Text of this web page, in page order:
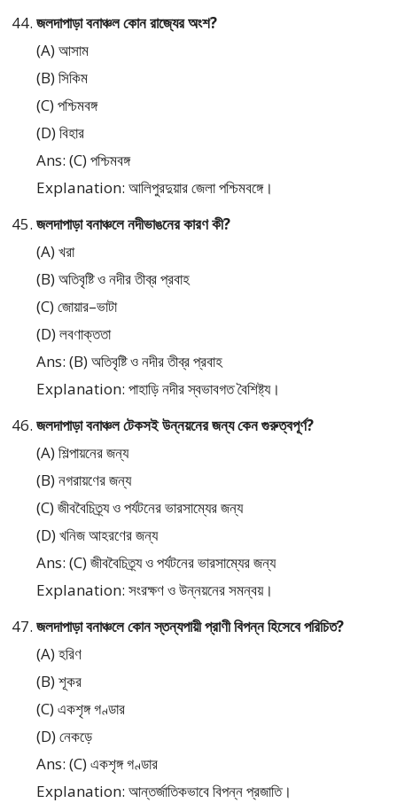
জলদাপাড়া বনাঞ্চল কোন রাজ্যের অংশ?
(A) আসাম
(B) সিকিম
(C) পশ্চিমবঙ্গ
(D) বিহার
Ans: (C) পশ্চিমবঙ্গ
Explanation: আলিপুরদুয়ার জেলা পশ্চিমবঙ্গে।
জলদাপাড়া বনাঞ্চলে নদীভাঙনের কারণ কী?
(A) খরা
(B) অতিবৃষ্টি ও নদীর তীব্র প্রবাহ
(C) জোয়ার–ভাটা
(D) লবণাক্ততা
Ans: (B) অতিবৃষ্টি ও নদীর তীব্র প্রবাহ
Explanation: পাহাড়ি নদীর স্বভাবগত বৈশিষ্ট্য।
জলদাপাড়া বনাঞ্চল টেকসই উন্নয়নের জন্য কেন গুরুত্বপূর্ণ?
(A) শিল্পায়নের জন্য
(B) নগরায়ণের জন্য
(C) জীববৈচিত্র্য ও পর্যটনের ভারসাম্যের জন্য
(D) খনিজ আহরণের জন্য
Ans: (C) জীববৈচিত্র্য ও পর্যটনের ভারসাম্যের জন্য
Explanation: সংরক্ষণ ও উন্নয়নের সমন্বয়।
জলদাপাড়া বনাঞ্চলে কোন স্তন্যপায়ী প্রাণী বিপন্ন হিসেবে পরিচিত?
(A) হরিণ
(B) শূকর
(C) একশৃঙ্গ গণ্ডার
(D) নেকড়ে
Ans: (C) একশৃঙ্গ গণ্ডার
Explanation: আন্তর্জাতিকভাবে বিপন্ন প্রজাতি।